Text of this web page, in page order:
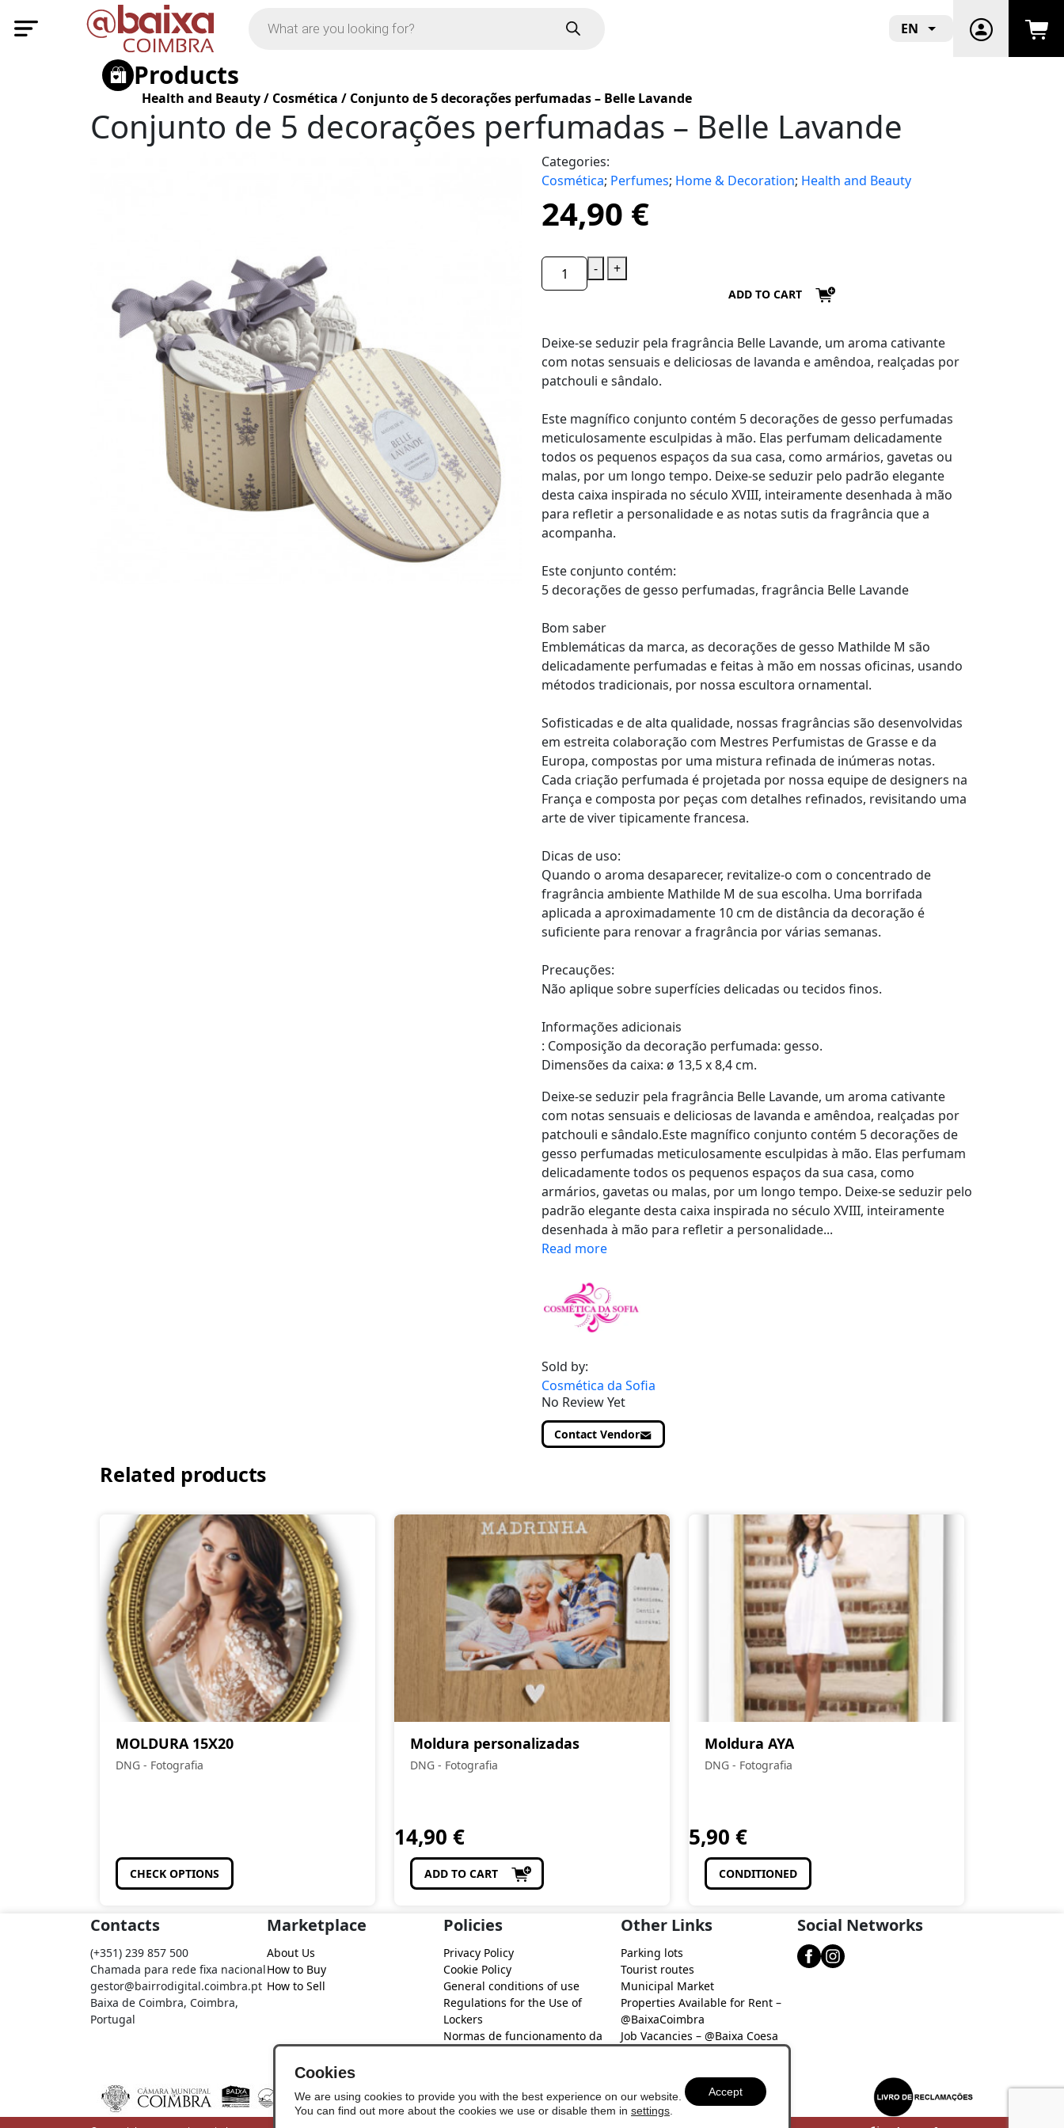
EN
Products
Health and Beauty/ Cosmética / Conjunto de 5 decorações perfumadas – Belle Lavande
Conjunto de 5 decorações perfumadas – Belle Lavande
Categories:
Cosmética; Perfumes; Home & Decoration; Health and Beauty
24,90 €
- +
ADD TO CART
Deixe-se seduzir pela fragrância Belle Lavande, um aroma cativante
com notas sensuais e deliciosas de lavanda e amêndoa, realçadas por
patchouli e sândalo.
Este magnífico conjunto contém 5 decorações de gesso perfumadas
meticulosamente esculpidas à mão. Elas perfumam delicadamente
todos os pequenos espaços da sua casa, como armários, gavetas ou
malas, por um longo tempo. Deixe-se seduzir pelo padrão elegante
desta caixa inspirada no século XVIII, inteiramente desenhada à mão
para refletir a personalidade e as notas sutis da fragrância que a
acompanha.
Este conjunto contém:
5 decorações de gesso perfumadas, fragrância Belle Lavande
Bom saber
Emblemáticas da marca, as decorações de gesso Mathilde M são
delicadamente perfumadas e feitas à mão em nossas oficinas, usando
métodos tradicionais, por nossa escultora ornamental.
Sofisticadas e de alta qualidade, nossas fragrâncias são desenvolvidas
em estreita colaboração com Mestres Perfumistas de Grasse e da
Europa, compostas por uma mistura refinada de inúmeras notas.
Cada criação perfumada é projetada por nossa equipe de designers na
França e composta por peças com detalhes refinados, revisitando uma
arte de viver tipicamente francesa.
Dicas de uso:
Quando o aroma desaparecer, revitalize-o com o concentrado de
fragrância ambiente Mathilde M de sua escolha. Uma borrifada
aplicada a aproximadamente 10 cm de distância da decoração é
suficiente para renovar a fragrância por várias semanas.
Precauções:
Não aplique sobre superfícies delicadas ou tecidos finos.
Informações adicionais
: Composição da decoração perfumada: gesso.
Dimensões da caixa: ø 13,5 x 8,4 cm.
​Deixe-se seduzir pela fragrância Belle Lavande, um aroma cativante
com notas sensuais e deliciosas de lavanda e amêndoa, realçadas por
patchouli e sândalo.Este magnífico conjunto contém 5 decorações de
gesso perfumadas meticulosamente esculpidas à mão. Elas perfumam
delicadamente todos os pequenos espaços da sua casa, como
armários, gavetas ou malas, por um longo tempo. Deixe-se seduzir pelo
padrão elegante desta caixa inspirada no século XVIII, inteiramente
desenhada à mão para refletir a personalidade...
Read more
Sold by:
Cosmética da Sofia
No Review Yet
Contact Vendor
Related products
MOLDURA 15X20
DNG - Fotografia
CHECK OPTIONS
Moldura personalizadas
DNG - Fotografia
14,90 €
ADD TO CART
Moldura AYA
DNG - Fotografia
5,90 €
CONDITIONED
Contacts
(+351) 239 857 500
Chamada para rede fixa nacional
gestor@bairrodigital.coimbra.pt
Baixa de Coimbra, Coimbra,
Portugal
Marketplace
About Us
How to Buy
How to Sell
Policies
Privacy Policy
Cookie Policy
General conditions of use
Regulations for the Use of
Lockers
Normas de funcionamento da
Other Links
Parking lots
Tourist routes
Municipal Market
Properties Available for Rent –
@BaixaCoimbra
Job Vacancies – @Baixa Coesa
Social Networks
Cookies
We are using cookies to provide you with the best experience on our website.
You can find out more about the cookies we use or disable them in settings
Accept